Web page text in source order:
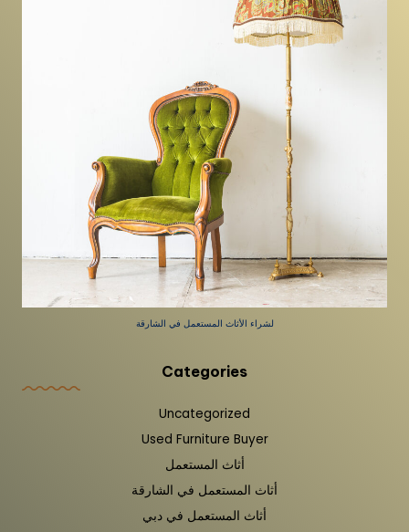
لشراء الأثاث المستعمل في الشارقة
Categories
Uncategorized
Used Furniture Buyer
أثاث المستعمل
أثاث المستعمل في الشارقة
أثاث المستعمل في دبي